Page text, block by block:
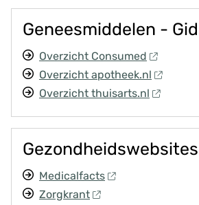
Geneesmiddelen -
Overzicht Consumed
Overzicht apotheek.nl
Overzicht thuisarts.nl
Gezondheidswebsites
Medicalfacts
Zorgkrant